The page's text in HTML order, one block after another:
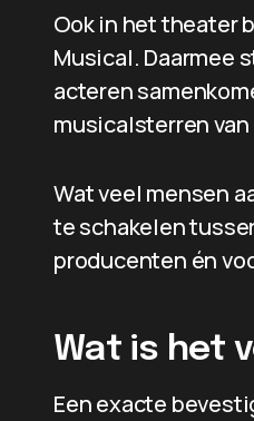
Ook in het theater
Musical. Daarmee
acteren
musicalsterren van
Wat veel mensen
te schakelen
producenten én
Wat is het
Een exacte